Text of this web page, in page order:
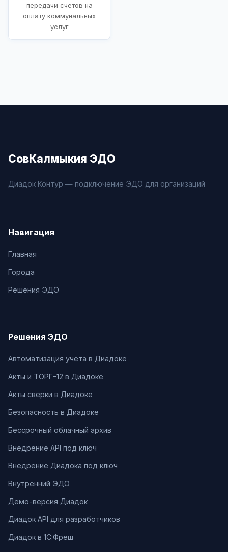
передачи счетов на
оплату коммунальных
услуг
СовКалмыкия ЭДО
Диадок Контур — подключение ЭДО для организаций
Навигация
Главная
Города
Решения ЭДО
Решения ЭДО
Автоматизация учета в Диадоке
Акты и ТОРГ-12 в Диадоке
Акты сверки в Диадоке
Безопасность в Диадоке
Бессрочный облачный архив
Внедрение API под ключ
Внедрение Диадока под ключ
Внутренний ЭДО
Демо-версия Диадок
Диадок API для разработчиков
Диадок в 1С:Фреш